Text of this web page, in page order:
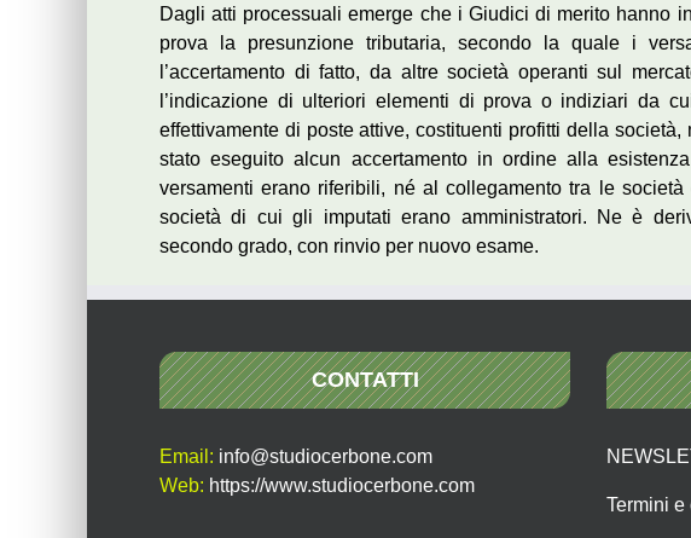
Dagli atti processuali emerge che i Giudici di merito hanno
prova la presunzione tributaria, secondo la quale i
l’accertamento di fatto, da altre società operanti sul
l’indicazione di ulteriori elementi di prova o indiziari da
effettivamente di poste attive, costituenti profitti della
stato eseguito alcun accertamento in ordine alla
versamenti erano riferibili, né al collegamento tra le
società di cui gli imputati erano amministratori. Ne è
secondo grado, con rinvio per nuovo esame.
CONTATTI
Email: info@studiocerbone.com
Web: https://www.studiocerbone.com
Termini